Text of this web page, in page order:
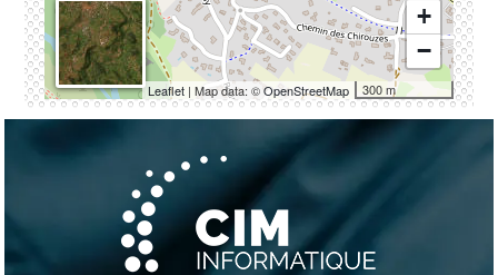
+
−
300 m
Leaflet| Map data: ©OpenStreetMap